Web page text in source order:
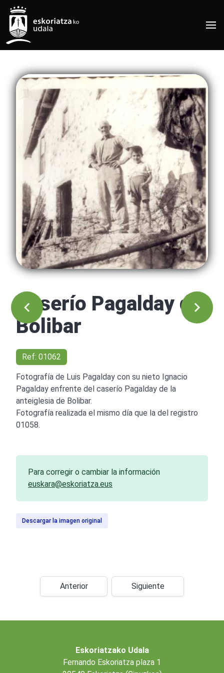
Caserío Pagalday de
Bolibar
Ref: 01062
Fotografía de Luis Pagalday con su nieto Ignacio
Pagalday enfrente del caserío Pagalday de la
anteiglesia de Bolibar.
Fotografía realizada el mismo día que la del registro
01058.
Para corregir o cambiar la información
euskara@eskoriatza.eus
Descargar la imagen original
Anterior Siguiente
Eskoriatzako Udala
Fernando Eskoriatza plaza 1